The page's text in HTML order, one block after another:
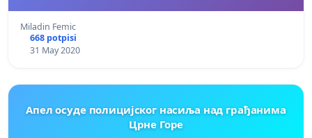
Miladin Femic
668 potpisi
31 May 2020
Апел осудe полицијског насиља над грађанима
Црне Горе